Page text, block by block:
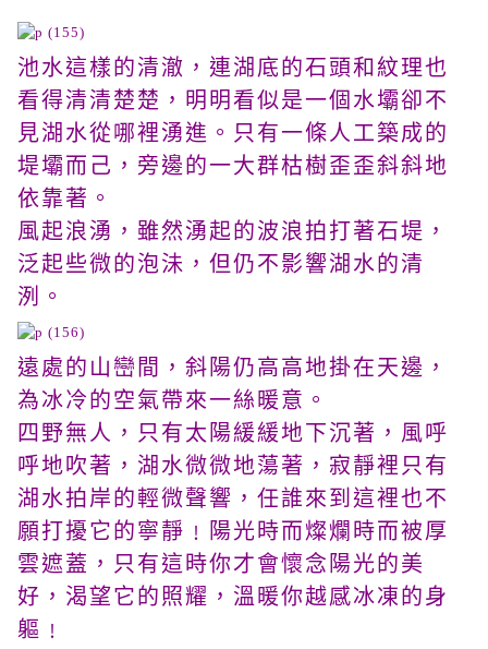
池水這樣的清澈，連湖底的石頭和紋理也
看得清清楚楚，明明看似是一個水壩卻不
見湖水從哪裡湧進。只有一條人工築成的
堤壩而己，旁邊的一大群枯樹歪歪斜斜地
依靠著。
風起浪湧，雖然湧起的波浪拍打著石堤，
泛起些微的泡沬，但仍不影響湖水的清
洌。
遠處的山巒間，斜陽仍高高地掛在天邊，
為冰冷的空氣帶來一絲暖意。
四野無人，只有太陽緩緩地下沉著，風呼
呼地吹著，湖水微微地蕩著，寂靜裡只有
湖水拍岸的輕微聲響，任誰來到這裡也不
願打擾它的寧靜﹗陽光時而燦爛時而被厚
雲遮蓋，只有這時你才會懷念陽光的美
好，渴望它的照耀，溫暖你越感冰凍的身
軀﹗